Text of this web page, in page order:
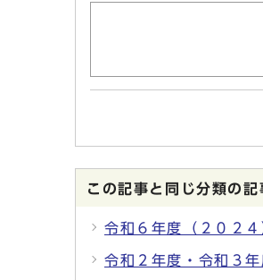
この記事と同じ分類の記
令和６年度（２０２
令和２年度・令和３